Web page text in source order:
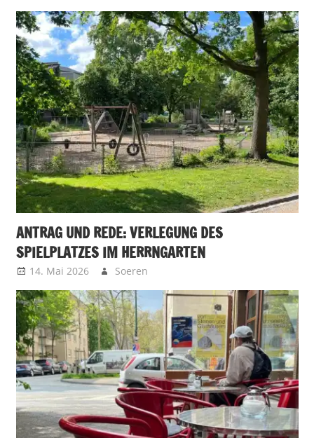
ANTRAG UND REDE: VERLEGUNG DES
SPIELPLATZES IM HERRNGARTEN
14. Mai 2026 Soeren